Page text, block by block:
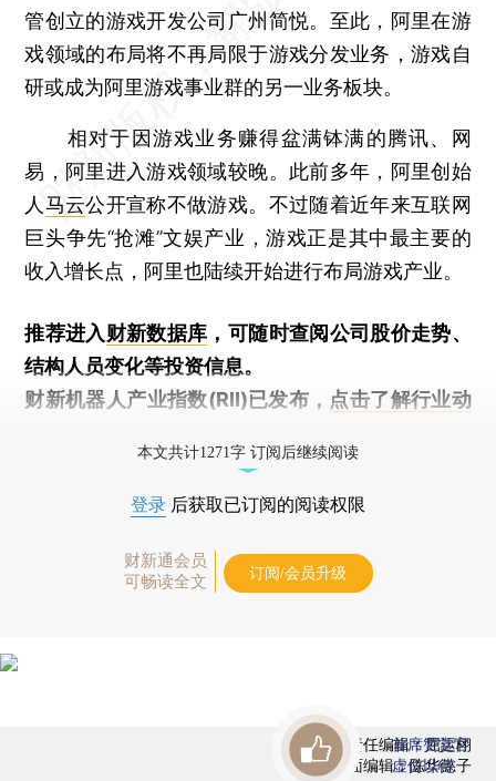
管创立的游戏开发公司广州简悦。至此，阿里在游
戏领域的布局将不再局限于游戏分发业务，游戏自
研或成为阿里游戏事业群的另一业务板块。
相对于因游戏业务赚得盆满钵满的腾讯、网
易，阿里进入游戏领域较晚。此前多年，阿里创始
人 马云公开宣称不做游戏。不过随着近年来互联网
巨头争先“抢滩”文娱产业，游戏正是其中最主要的
收入增长点，阿里也陆续开始进行布局游戏产业。
推荐进入财新数据库 ，可随时查阅公司股价走势、
结构人员变化等投资信息。
财新机器人产业指数(RII)已发布， 点击了解行业动
本文共计1271字 订阅后继续阅读
登录 后获取已订阅的阅读权限
财新通会员
可畅读全文
订阅/会员升级
责任编辑：屈运栩
版面编辑：陈华懿子
首席赞赏官
虚位以待